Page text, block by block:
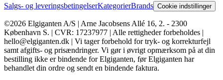
Salgs- og leveringsbetingelserKategorierBrands Cookie indstillinger
©2026 Elgiganten A/S | Arne Jacobsens Allé 16, 2. - 2300
København S. | CVR: 17237977 | Alle rettigheder forbeholdes |
hello@elgiganten.dk | Vi tager forbehold for tryk- og korrekturfejl
samt afgifts- og prisændringer. Vi gør i øvrigt opmærksom på at din
bestilling ikke er bindende for Elgiganten, før Elgiganten har
behandlet din ordre og sendt en bindende faktura.